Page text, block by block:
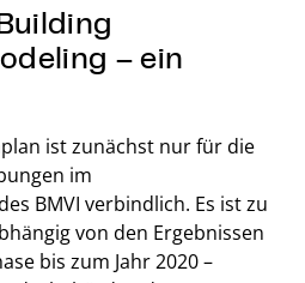
– ein
ist zunächst nur für die
im
BMVI verbindlich. Es ist zu
von den Ergebnissen
bis zum Jahr 2020 –